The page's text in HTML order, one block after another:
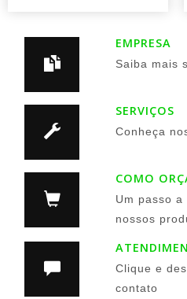
EMPRESA
Saiba mais
SERVIÇOS
Conheça
COMO
Um passo
nossos
Clique e
contato